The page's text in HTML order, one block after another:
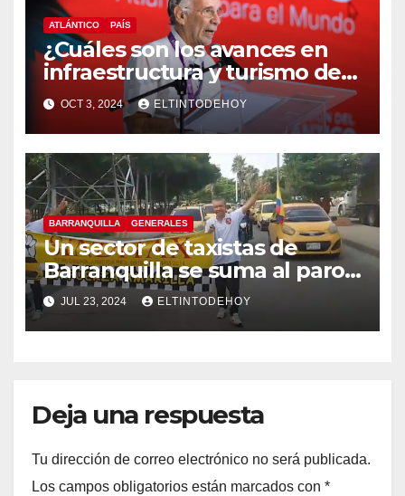
ATLÁNTICO PAÍS
¿Cuáles son los avances en
infraestructura y turismo del
Atlántico? Gobernador
responde
OCT 3, 2024 ELTINTODEHOY
BARRANQUILLA GENERALES
Un sector de taxistas de
Barranquilla se suma al paro
nacional
JUL 23, 2024 ELTINTODEHOY
Deja una respuesta
Tu dirección de correo electrónico no será publicada.
Los campos obligatorios están marcados con *